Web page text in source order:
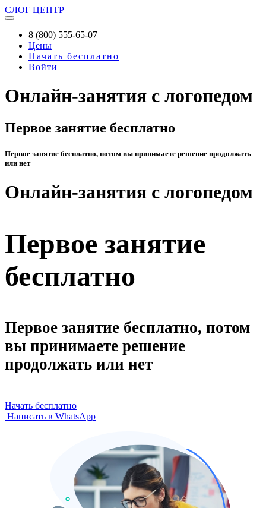
СЛОГ ЦЕНТР
8 (800) 555-65-07
Цены
Начать бесплатно
Войти
Онлайн-занятия с логопедом
Первое занятие бесплатно
Первое занятие бесплатно, потом вы принимаете решение продолжать
или нет
Онлайн-занятия с логопедом
Первое занятие
бесплатно
Первое занятие бесплатно, потом
вы принимаете решение
продолжать или нет
Начать бесплатно
Написать в WhatsApp